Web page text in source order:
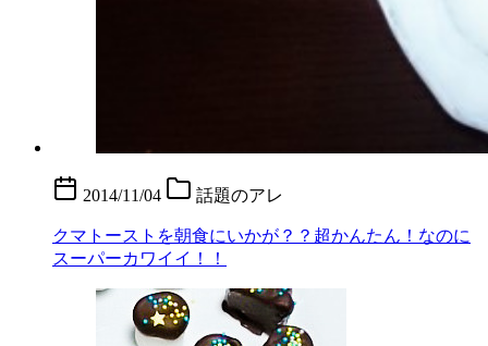
2014/11/04 話題のアレ
クマトーストを朝食にいかが？？超かんたん！なのに
スーパーカワイイ！！